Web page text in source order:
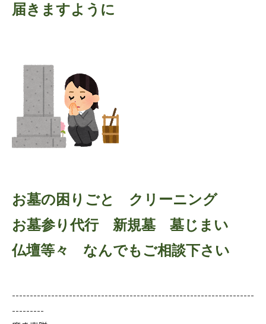
届きますように
お墓の困りごと クリーニング
お墓参り代行 新規墓 墓じまい
仏壇等々 なんでもご相談下さい
--------------------------------------------------------------------
---------